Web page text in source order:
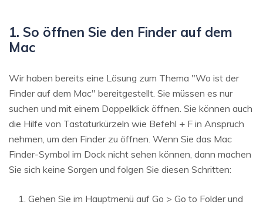
1. So öffnen Sie den Finder auf dem
Mac
Wir haben bereits eine Lösung zum Thema "Wo ist der
Finder auf dem Mac" bereitgestellt. Sie müssen es nur
suchen und mit einem Doppelklick öffnen. Sie können auch
die Hilfe von Tastaturkürzeln wie Befehl + F in Anspruch
nehmen, um den Finder zu öffnen. Wenn Sie das Mac
Finder-Symbol im Dock nicht sehen können, dann machen
Sie sich keine Sorgen und folgen Sie diesen Schritten:
Gehen Sie im Hauptmenü auf Go > Go to Folder und